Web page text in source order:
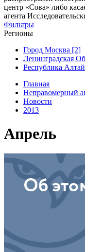
центр «Сова» либо
агента
Фильтры
Регионы
Город Москва [2]
Ленинградская
Республика
Главная
Неправомерный
Новости
2013
Апрель